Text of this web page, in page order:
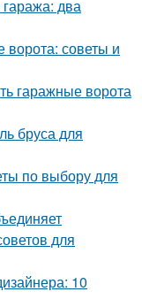
два
советы и
гаражные ворота
бруса для
по выбору для
для
10